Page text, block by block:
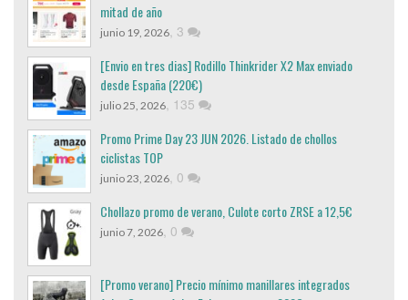
mitad de año
junio 19, 2026, 3
[Envio en tres dias] Rodillo Thinkrider X2 Max enviado
desde España (220€)
julio 25, 2026, 135
Promo Prime Day 23 JUN 2026. Listado de chollos
ciclistas TOP
junio 23, 2026, 0
Chollazo promo de verano, Culote corto ZRSE a 12,5€
junio 7, 2026, 0
[Promo verano] Precio mínimo manillares integrados